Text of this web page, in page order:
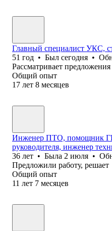
Главный специалист УКС,
51 год • Был сегодня •
Рассматривает предложения
Общий опыт
17 лет 8 месяцев
Инженер ПТО, помощник
руководителя, инженер
36 лет • Была 2 июля •
Предложили работу, решает
Общий опыт
11 лет 7 месяцев